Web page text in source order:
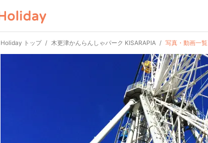
Holiday トップ 木更津かんらんしゃパーク KISARAPIA 写真・動画一覧